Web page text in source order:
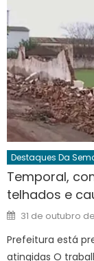
Destaques Da
Temporal,
telhados e
Posted
on
31 de outubro
Prefeitura está
atingidas O